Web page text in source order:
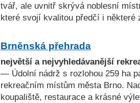
tvář, ale uvnitř skrývá noblesní
které svojí kvalitou předčí i některé
Brněnská přehrada
největší a nejvyhledávanější
— Údolní nádrž s rozlohou 259 ha
rekreačním místům města Brno.
koupaliště, restaurace a krásné